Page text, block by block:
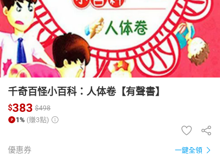
HOT
千奇百怪小百科：人体卷【有聲書】
$383 $498
1% (賺3點)
優惠券 一鍵全領